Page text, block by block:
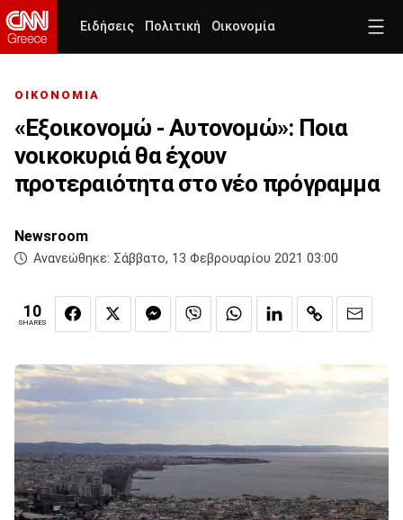
Ειδήσεις Πολιτική Οικονομία
ΟΙΚΟΝΟΜΙΑ
«Εξοικονομώ - Αυτονομώ»: Ποια
νοικοκυριά θα έχουν
προτεραιότητα στο νέο πρόγραμμα
Newsroom
Ανανεώθηκε: Σάββατο, 13 Φεβρουαρίου 2021 03:00
10
SHARES